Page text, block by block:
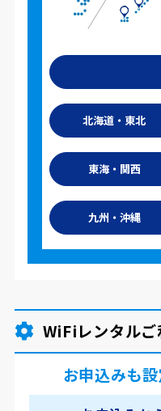
北海道・東北
東海・関西
九州・沖縄
WiFiレンタル
お申込みも